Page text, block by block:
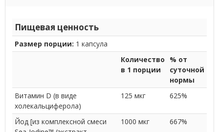
Пищевая ценность
Размер порции: 1 капсула
Количество
в 1 порции
% от
суточной
нормы
Витамин D (в виде
холекальциферола)
125 мкг 625%
Йод [из комплексной смеси
1000 мкг 667%